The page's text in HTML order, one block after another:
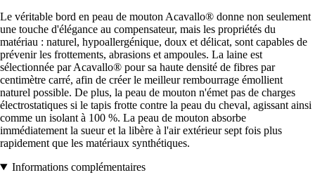
Le véritable bord en peau de mouton Acavallo® donne non seulement
une touche d'élégance au compensateur, mais les propriétés du
matériau : naturel, hypoallergénique, doux et délicat, sont capables de
prévenir les frottements, abrasions et ampoules. La laine est
sélectionnée par Acavallo® pour sa haute densité de fibres par
centimètre carré, afin de créer le meilleur rembourrage émollient
naturel possible. De plus, la peau de mouton n'émet pas de charges
électrostatiques si le tapis frotte contre la peau du cheval, agissant ainsi
comme un isolant à 100 %. La peau de mouton absorbe
immédiatement la sueur et la libère à l'air extérieur sept fois plus
rapidement que les matériaux synthétiques.
Informations complémentaires